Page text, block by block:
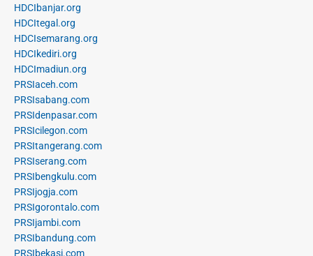
HDCIbanjar.org
HDCItegal.org
HDCIsemarang.org
HDCIkediri.org
HDCImadiun.org
PRSIaceh.com
PRSIsabang.com
PRSIdenpasar.com
PRSIcilegon.com
PRSItangerang.com
PRSIserang.com
PRSIbengkulu.com
PRSIjogja.com
PRSIgorontalo.com
PRSIjambi.com
PRSIbandung.com
PRSIbekasi.com